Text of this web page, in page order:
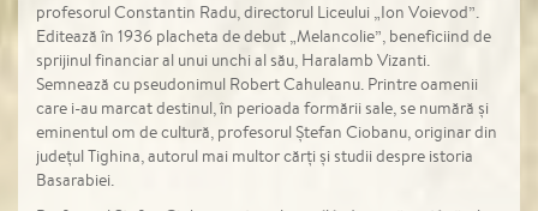
profesorul Constantin Radu, directorul Liceului „Ion Voievod”.
Editează în 1936 placheta de debut „Melancolie”, beneficiind de
sprijinul financiar al unui unchi al său, Haralamb Vizanti.
Semnează cu pseudonimul Robert Cahuleanu. Printre oamenii
care i-au marcat destinul, în perioada formării sale, se numără și
eminentul om de cultură, profesorul Ștefan Ciobanu, originar din
județul Tighina, autorul mai multor cărți și studii despre istoria
Basarabiei.